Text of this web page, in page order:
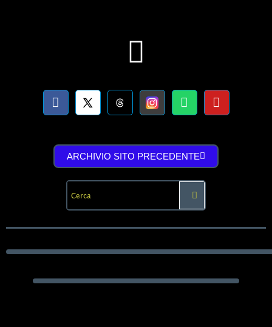
ARCHIVIO SITO PRECEDENTE